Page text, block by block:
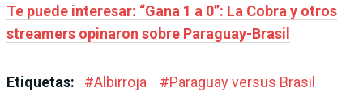
Te puede interesar: “Gana 1 a 0”: La Cobra y otros
streamers opinaron sobre Paraguay-Brasil
Etiquetas: #Albirroja #Paraguay versus Brasil